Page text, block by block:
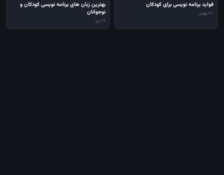
فواید برنامه نویسی برای کودکان
30 بهمن
بهترین زبان های برنامه نویسی کودکان و
نوجوانان
17 دی